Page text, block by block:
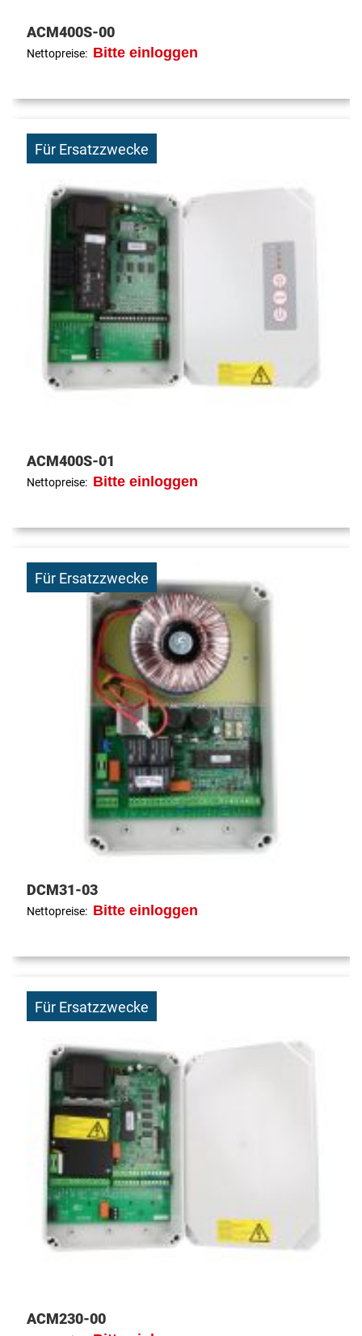
ACM400S-00
Nettopreise: Bitte einloggen
Für Ersatzzwecke
ACM400S-01
Nettopreise: Bitte einloggen
Für Ersatzzwecke
DCM31-03
Nettopreise: Bitte einloggen
Für Ersatzzwecke
ACM230-00